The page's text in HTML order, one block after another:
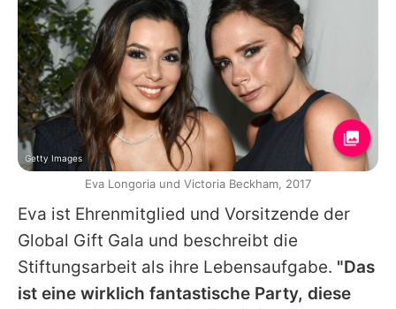
Eva ist Ehrenmitglied und Vorsitzende der
Global Gift Gala und beschreibt die
Stiftungsarbeit als ihre Lebensaufgabe. "Das
ist eine wirklich fantastische Party, diese
Getty Images
Eva Longoria und Victoria Beckham, 2017